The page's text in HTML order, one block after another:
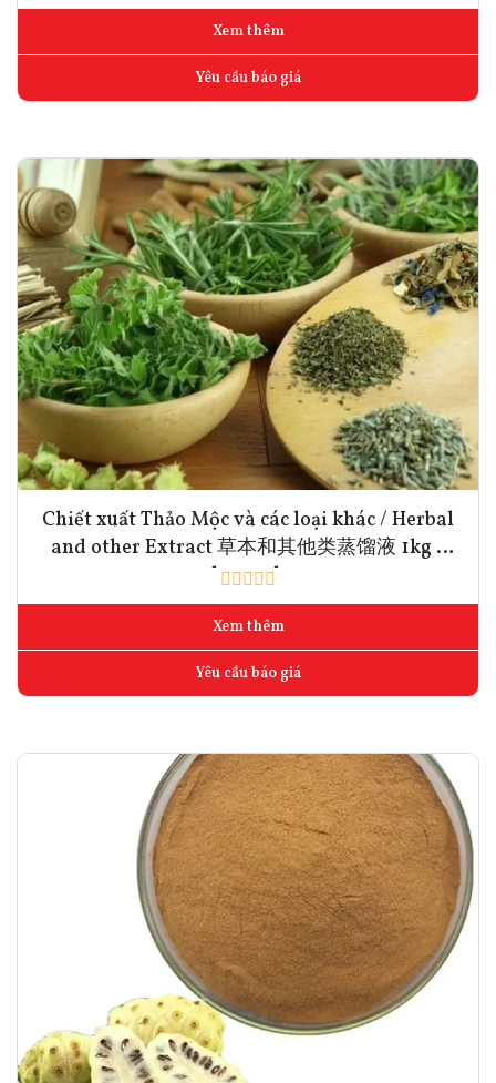
Xem thêm
Yêu cầu báo giá
Chiết xuất Thảo Mộc và các loại khác / Herbal
and other Extract 草本和其他类蒸馏液 1kg -
5kg - 10kg
Xem thêm
Yêu cầu báo giá